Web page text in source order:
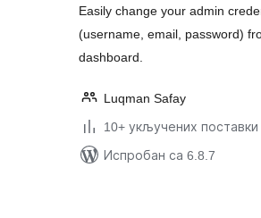
Easily change your admin
(username, email, password)
dashboard.
Luqman Safay
10+ укључених поставки
Испробан са 6.8.7